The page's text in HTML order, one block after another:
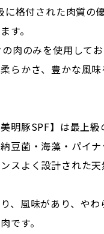
格付された肉質の
す。
肉のみを使用してお
らかさ、豊かな風
明豚SPF】は最上
豆菌・海藻・パイ
スよく設計された
、風味があり、や
です。